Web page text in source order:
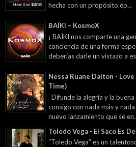
hecha con un propósito ép...
BAÏKI – KosmoX
¡ BAÏKI nos comparte una
conciencia de una forma
deberías darle un vistazo a
Nessa Ruane Dalton -
Time)
Difunde la alegría y la
consigo con nada más y
nuevo lanzamiento que se
Toledo Vega - El Saco Es
“Toledo Vega” es un